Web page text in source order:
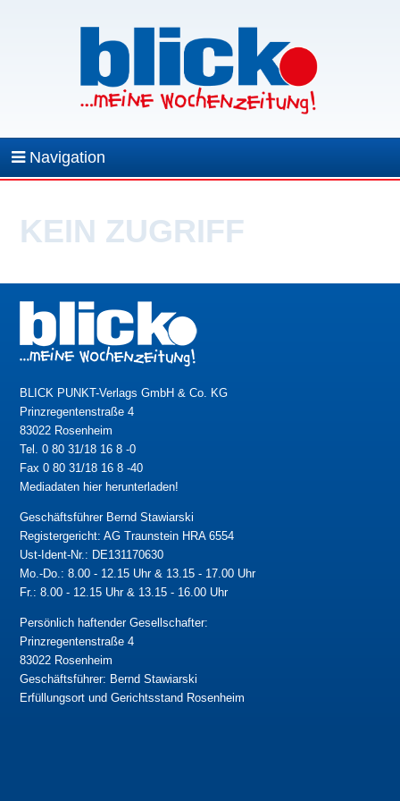
Navigation
KEIN ZUGRIFF
BLICK PUNKT-Verlags GmbH & Co. KG
Prinzregentenstraße 4
83022 Rosenheim
Tel. 0 80 31/18 16 8 -0
Fax 0 80 31/18 16 8 -40
Mediadaten hier herunterladen!
Geschäftsführer Bernd Stawiarski
Registergericht: AG Traunstein HRA 6554
Ust-Ident-Nr.: DE131170630
Mo.-Do.: 8.00 - 12.15 Uhr & 13.15 - 17.00 Uhr
Fr.: 8.00 - 12.15 Uhr & 13.15 - 16.00 Uhr
Persönlich haftender Gesellschafter:
Prinzregentenstraße 4
83022 Rosenheim
Geschäftsführer: Bernd Stawiarski
Erfüllungsort und Gerichtsstand Rosenheim